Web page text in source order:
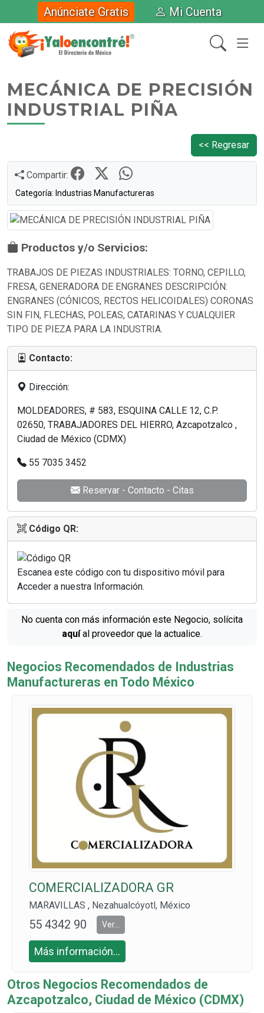
Anúnciate Gratis Mi Cuenta
MECÁNICA DE PRECISIÓN
INDUSTRIAL PIÑA
<< Regresar
Compartir:
Categoría: Industrias Manufactureras
Productos y/o Servicios:
TRABAJOS DE PIEZAS INDUSTRIALES: TORNO, CEPILLO,
FRESA, GENERADORA DE ENGRANES DESCRIPCIÓN:
ENGRANES (CÓNICOS, RECTOS HELICOIDALES) CORONAS
SIN FIN, FLECHAS, POLEAS, CATARINAS Y CUALQUIER
TIPO DE PIEZA PARA LA INDUSTRIA.
Contacto:
Dirección:
MOLDEADORES, # 583, ESQUINA CALLE 12, C.P.
02650, TRABAJADORES DEL HIERRO, Azcapotzalco ,
Ciudad de México (CDMX)
55 7035 3452
Reservar - Contacto - Citas
Código QR:
Escanea este código con tu dispositivo móvil para
Acceder a nuestra Información.
No cuenta con más información este Negocio, solícita
aquíal proveedor que la actualice.
Negocios Recomendados de Industrias
Manufactureras en Todo México
COMERCIALIZADORA GR
MARAVILLAS , Nezahualcóyotl, México
55 4342 90
78
Ver...
Más información...
Otros Negocios Recomendados de
Azcapotzalco, Ciudad de México (CDMX)